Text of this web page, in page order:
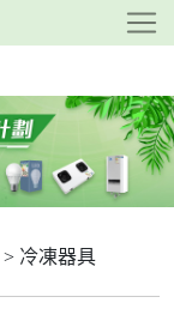
> 冷凍器具